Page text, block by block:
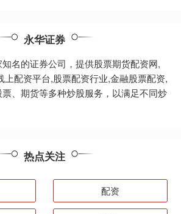
永华证券
名的证券公司，提供股票期货配资网,
上配资平台,股票配资行业,金融股票配资,
、期货等多种炒股服务，以满足不同炒
热点关注
配资